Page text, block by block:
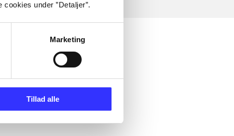
under ”Detaljer”.
Marketing
Tillad alle